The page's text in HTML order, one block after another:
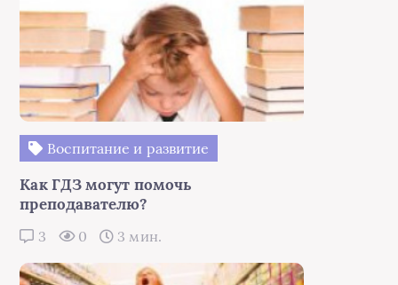
Воспитание и развитие
Как ГДЗ могут помочь
преподавателю?
3 0 3 мин.